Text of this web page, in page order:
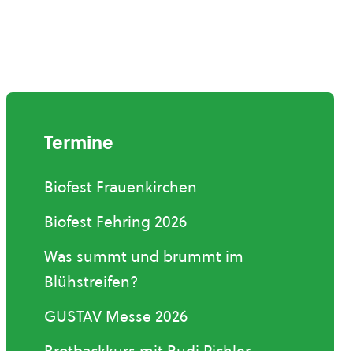
Termine
Biofest Frauenkirchen
Biofest Fehring 2026
Was summt und brummt im
Blühstreifen?
GUSTAV Messe 2026